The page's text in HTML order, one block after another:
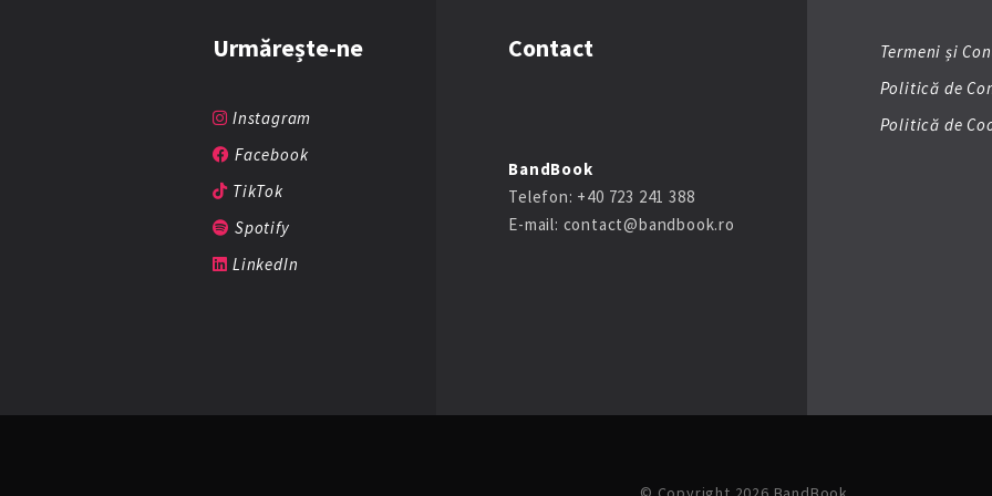
Urmărește-ne
Instagram
Facebook
TikTok
Spotify
LinkedIn
Contact
BandBook
Telefon: +40 723 241 388
E-mail: contact@bandbook.ro
Termeni și
Politică de
Politică de